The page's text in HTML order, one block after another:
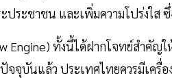
ระชาชน และเพิ่มความโปร่งใส
Engine) ทั้งนี้ได้ฝากโจทย์สำคัญ
บันแล้ว ประเทศไทยควรมีเครื่อ